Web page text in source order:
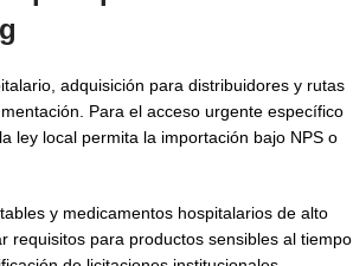
adquisición para distribuidores y rutas
Para el acceso urgente específico
ley local permita la importación bajo NPS o
y medicamentos hospitalarios de alto
requisitos para productos sensibles al tiempo,